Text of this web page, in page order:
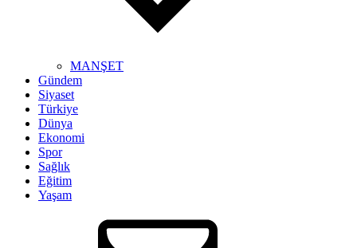
MANŞET
Gündem
Siyaset
Türkiye
Dünya
Ekonomi
Spor
Sağlık
Eğitim
Yaşam